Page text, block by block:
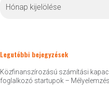
Legutóbbi bejegyzések
Közfinanszírozású számítási
foglalkozó startupok –